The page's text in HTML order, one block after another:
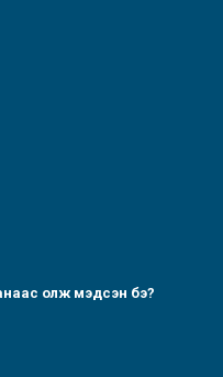
олж мэдсэн бэ?